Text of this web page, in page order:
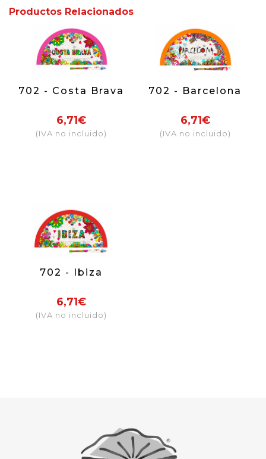
Productos Relacionados
702 - Costa Brava
6,71€
(IVA no incluido)
702 - Barcelona
6,71€
(IVA no incluido)
702 - Ibiza
6,71€
(IVA no incluido)